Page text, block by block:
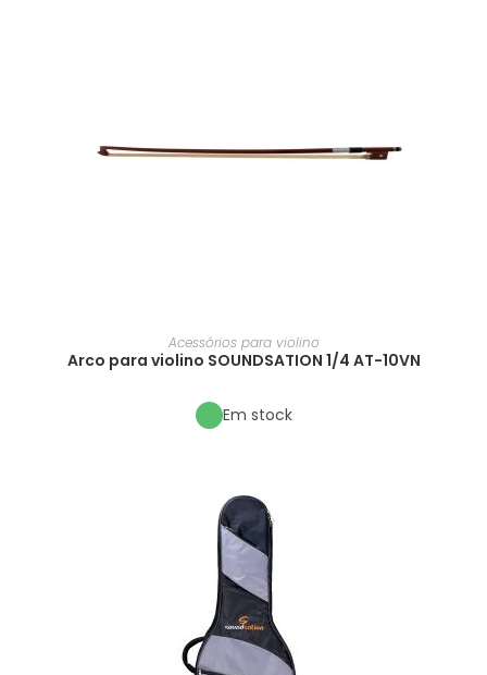
Acessórios para violino
Arco para violino SOUNDSATION 1/4 AT-10VN
Em stock